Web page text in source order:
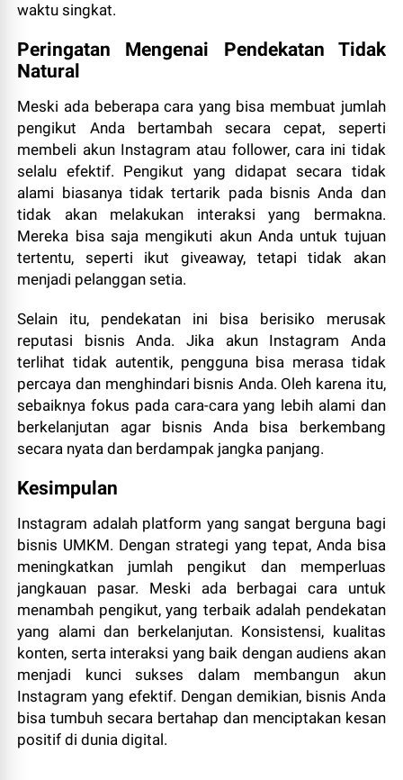
waktu singkat.
Peringatan Mengenai Pendekatan Tidak
Natural
Meski ada beberapa cara yang bisa membuat jumlah
pengikut Anda bertambah secara cepat, seperti
membeli akun Instagram atau follower, cara ini tidak
selalu efektif. Pengikut yang didapat secara tidak
alami biasanya tidak tertarik pada bisnis Anda dan
tidak akan melakukan interaksi yang bermakna.
Mereka bisa saja mengikuti akun Anda untuk tujuan
tertentu, seperti ikut giveaway, tetapi tidak akan
menjadi pelanggan setia.
Selain itu, pendekatan ini bisa berisiko merusak
reputasi bisnis Anda. Jika akun Instagram Anda
terlihat tidak autentik, pengguna bisa merasa tidak
percaya dan menghindari bisnis Anda. Oleh karena itu,
sebaiknya fokus pada cara-cara yang lebih alami dan
berkelanjutan agar bisnis Anda bisa berkembang
secara nyata dan berdampak jangka panjang.
Kesimpulan
Instagram adalah platform yang sangat berguna bagi
bisnis UMKM. Dengan strategi yang tepat, Anda bisa
meningkatkan jumlah pengikut dan memperluas
jangkauan pasar. Meski ada berbagai cara untuk
menambah pengikut, yang terbaik adalah pendekatan
yang alami dan berkelanjutan. Konsistensi, kualitas
konten, serta interaksi yang baik dengan audiens akan
menjadi kunci sukses dalam membangun akun
Instagram yang efektif. Dengan demikian, bisnis Anda
bisa tumbuh secara bertahap dan menciptakan kesan
positif di dunia digital.